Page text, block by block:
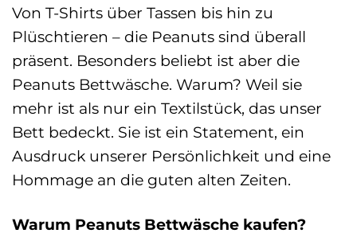
Von T-Shirts über Tassen bis hin zu
Plüschtieren – die Peanuts sind überall
präsent. Besonders beliebt ist aber die
Peanuts Bettwäsche. Warum? Weil sie
mehr ist als nur ein Textilstück, das unser
Bett bedeckt. Sie ist ein Statement, ein
Ausdruck unserer Persönlichkeit und eine
Hommage an die guten alten Zeiten.
Warum Peanuts Bettwäsche kaufen?